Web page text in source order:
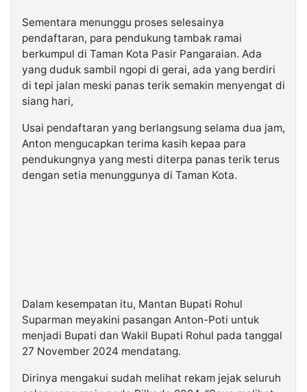
Sementara menunggu proses selesainya
pendaftaran, para pendukung tambak ramai
berkumpul di Taman Kota Pasir Pangaraian. Ada
yang duduk sambil ngopi di gerai, ada yang berdiri
di tepi jalan meski panas terik semakin menyengat di
siang hari,
Usai pendaftaran yang berlangsung selama dua jam,
Anton mengucapkan terima kasih kepaa para
pendukungnya yang mesti diterpa panas terik terus
dengan setia menunggunya di Taman Kota.
Dalam kesempatan itu, Mantan Bupati Rohul
Suparman meyakini pasangan Anton-Poti untuk
menjadi Bupati dan Wakil Bupati Rohul pada tanggal
27 November 2024 mendatang.
Dirinya mengakui sudah melihat rekam jejak seluruh